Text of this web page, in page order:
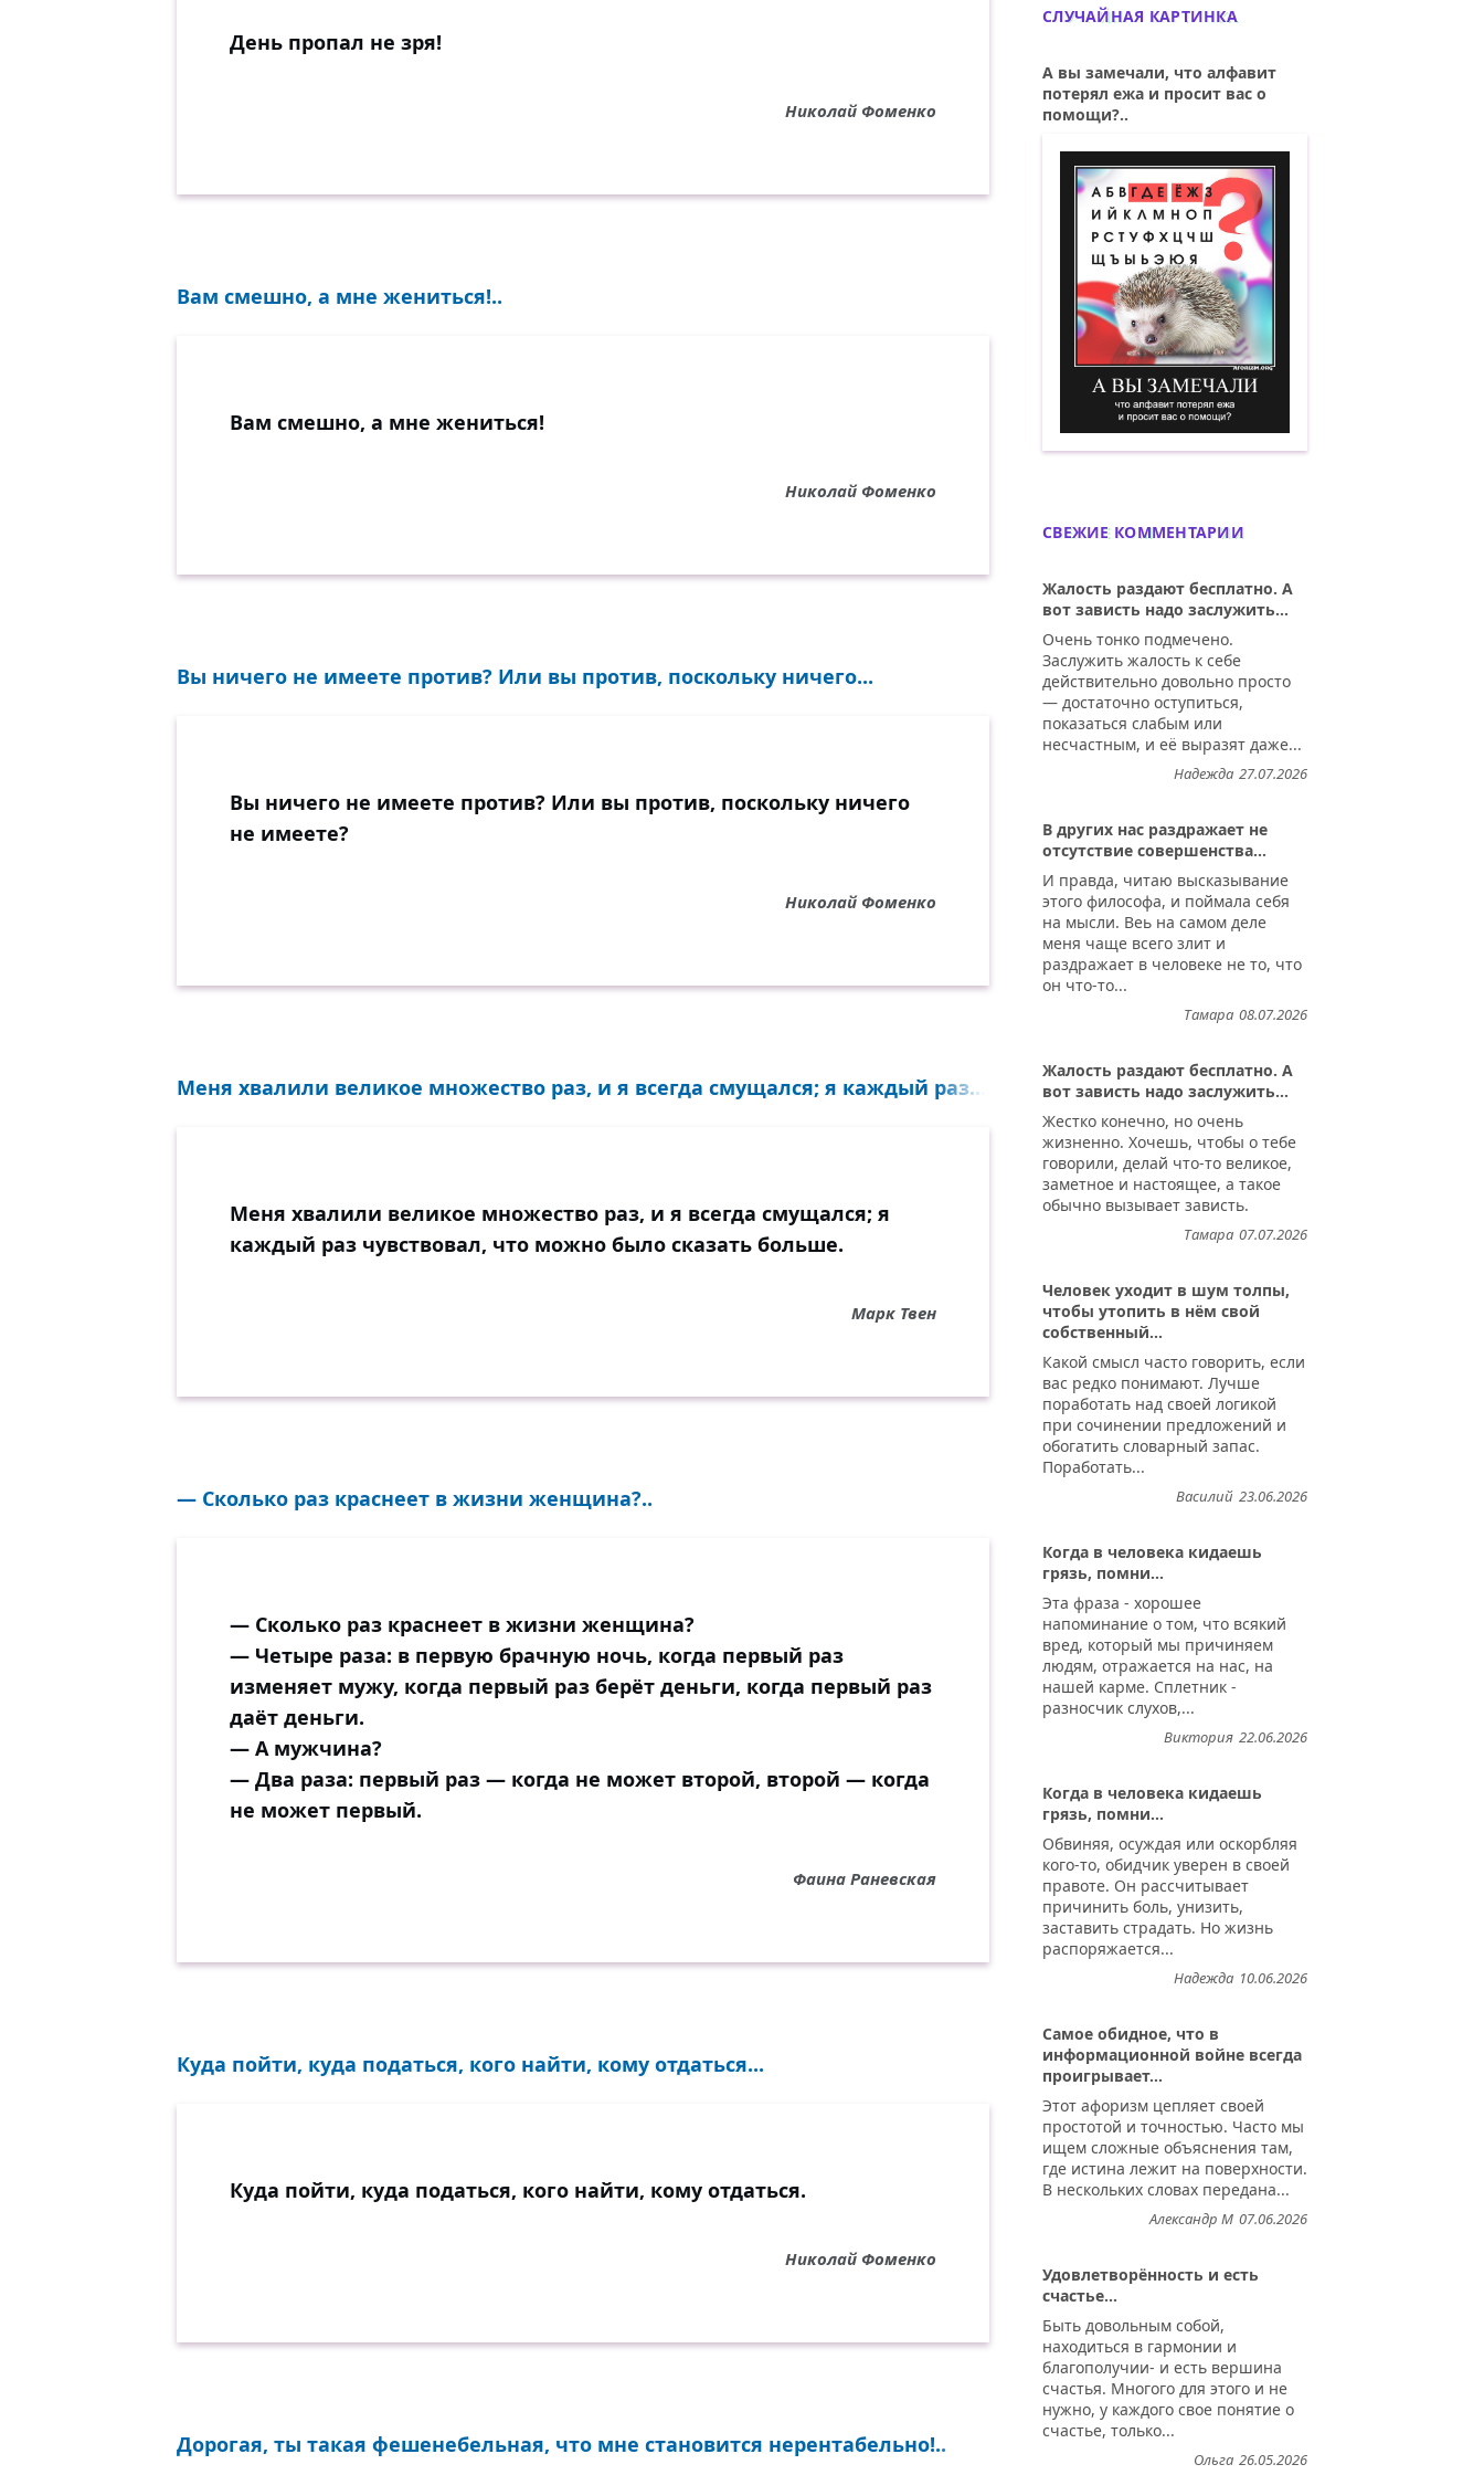
День пропал не зря!
Николай Фоменко
Вам смешно, а мне жениться!..
Вам смешно, а мне жениться!
Николай Фоменко
Вы ничего не имеете против? Или вы против, поскольку ничего...
Вы ничего не имеете против? Или вы против, поскольку ничего
не имеете?
Николай Фоменко
Меня хвалили великое множество раз, и я всегда смущался; я каждый раз...
Меня хвалили великое множество раз, и я всегда смущался; я
каждый раз чувствовал, что можно было сказать больше.
Марк Твен
— Сколько раз краснеет в жизни женщина?..
— Сколько раз краснеет в жизни женщина?
— Четыре раза: в первую брачную ночь, когда первый раз
изменяет мужу, когда первый раз берёт деньги, когда первый раз
даёт деньги.
— А мужчина?
— Два раза: первый раз — когда не может второй, второй — когда
не может первый.
Фаина Раневская
Куда пойти, куда податься, кого найти, кому отдаться...
Куда пойти, куда податься, кого найти, кому отдаться.
Николай Фоменко
Дорогая, ты такая фешенебельная, что мне становится нерентабельно!..
СЛУЧАЙНАЯ КАРТИНКА
А вы замечали, что алфавит
потерял ежа и просит вас о
помощи?..
А вы замечали, что алфавит потерял
СВЕЖИЕ КОММЕНТАРИИ
Жалость раздают бесплатно. А
вот зависть надо заслужить...
Очень тонко подмечено.
Заслужить жалость к себе
действительно довольно просто
— достаточно оступиться,
показаться слабым или
несчастным, и её выразят даже...
27.07.2026
Надежда
В других нас раздражает не
отсутствие совершенства...
И правда, читаю высказывание
этого философа, и поймала себя
на мысли. Веь на самом деле
меня чаще всего злит и
раздражает в человеке не то, что
он что-то...
08.07.2026
Тамара
Жалость раздают бесплатно. А
вот зависть надо заслужить...
Жестко конечно, но очень
жизненно. Хочешь, чтобы о тебе
говорили, делай что-то великое,
заметное и настоящее, а такое
обычно вызывает зависть.
07.07.2026
Тамара
Человек уходит в шум толпы,
чтобы утопить в нём свой
собственный...
Какой смысл часто говорить, если
вас редко понимают. Лучше
поработать над своей логикой
при сочинении предложений и
обогатить словарный запас.
Поработать...
23.06.2026
Василий
Когда в человека кидаешь
грязь, помни...
Эта фраза - хорошее
напоминание о том, что всякий
вред, который мы причиняем
людям, отражается на нас, на
нашей карме. Сплетник -
разносчик слухов,...
22.06.2026
Виктория
Когда в человека кидаешь
грязь, помни...
Обвиняя, осуждая или оскорбляя
кого-то, обидчик уверен в своей
правоте. Он рассчитывает
причинить боль, унизить,
заставить страдать. Но жизнь
распоряжается...
10.06.2026
Надежда
Самое обидное, что в
информационной войне всегда
проигрывает...
Этот афоризм цепляет своей
простотой и точностью. Часто мы
ищем сложные объяснения там,
где истина лежит на поверхности.
В нескольких словах передана...
07.06.2026
Александр М
Удовлетворённость и есть
счастье...
Быть довольным собой,
находиться в гармонии и
благополучии- и есть вершина
счастья. Многого для этого и не
нужно, у каждого свое понятие о
счастье, только...
26.05.2026
Ольга